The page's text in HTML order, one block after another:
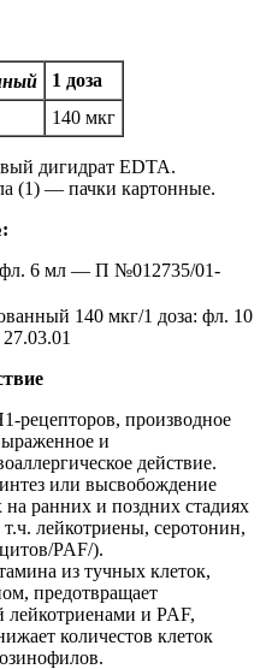
1 доза
140 мкг
дигидрат EDTA.
(1) — пачки картонные.
фл. 6 мл — П №012735/01-
140 мкг/1 доза: фл. 10
рецепторов, производное
и
действие.
или высвобождение
ранних и поздних стадиях
лейкотриены, серотонин,
PAF/).
из тучных клеток,
предотвращает
и PAF,
количестов клеток